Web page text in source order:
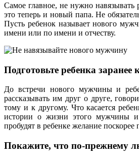
Самое главное, не нужно
это теперь и новый папа. Не
Пусть ребенок называет нового
имени или по имени и отчеству.
Подготовьте ребенка заранее
До встречи нового мужчины и
рассказывать им друг о друге,
тому и к другому. Что касается
истории о жизни этого мужчины и
пробудят в ребенке желание поскорее
Покажите, что по-прежнему